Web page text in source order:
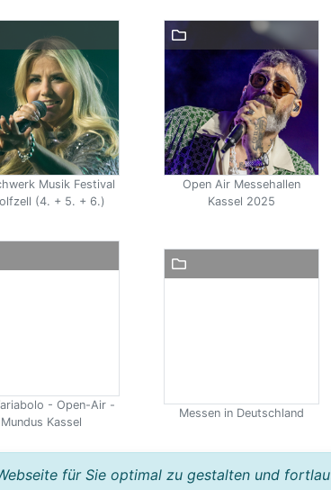
Musik Festival
(4. + 5. + 6.)
Open Air Messehallen
Kassel 2025
- Open-Air -
Mundus Kassel
Messen in Deutschland
für Sie optimal zu gestalten und